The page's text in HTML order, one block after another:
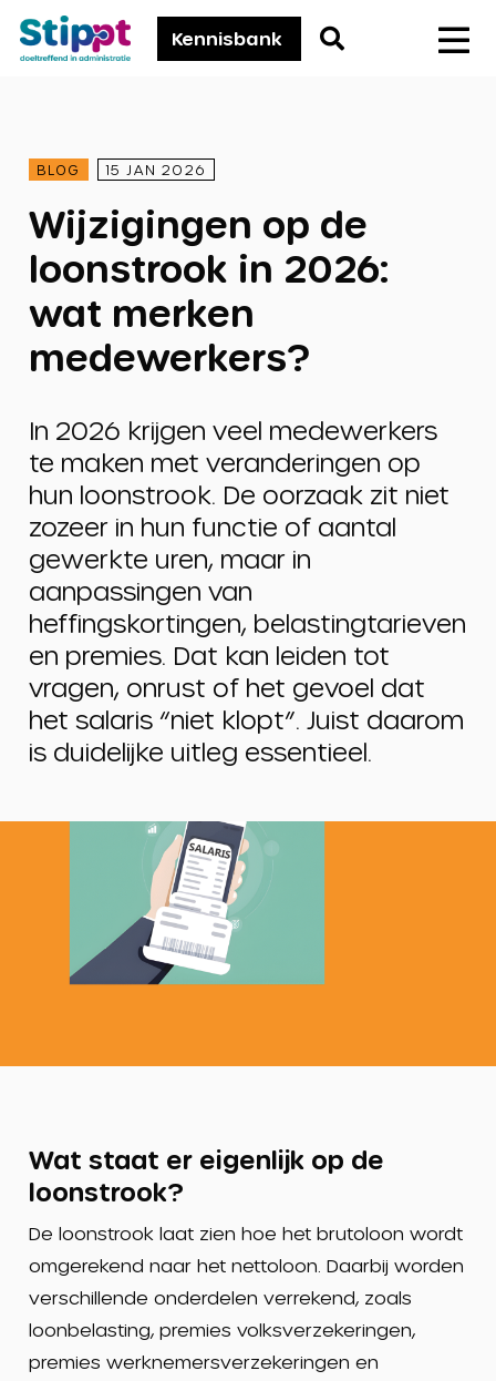
Stippt
Kennisbank
Go
BLOG 15 JAN 2026
Wijzigingen op de
loonstrook in 2026:
wat merken
medewerkers?
In 2026 krijgen veel medewerkers
te maken met veranderingen op
hun loonstrook. De oorzaak zit niet
zozeer in hun functie of aantal
gewerkte uren, maar in
aanpassingen van
heffingskortingen, belastingtarieven
en premies. Dat kan leiden tot
vragen, onrust of het gevoel dat
het salaris “niet klopt”. Juist daarom
is duidelijke uitleg essentieel.
Wat staat er eigenlijk op de
loonstrook?
De loonstrook laat zien hoe het brutoloon wordt
omgerekend naar het nettoloon. Daarbij worden
verschillende onderdelen verrekend, zoals
loonbelasting, premies volksverzekeringen,
premies werknemersverzekeringen en